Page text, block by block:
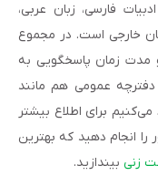
۴ درس زبان و ادبیات فارسی، زبان عربی،
خارجی است. در مجموع
و مدت زمان پاسخگویی به
دفترچه عمومی هم مانند
برای اطلاع بیشتر
را انجام دهید که بهترین
زنی بیندازید.